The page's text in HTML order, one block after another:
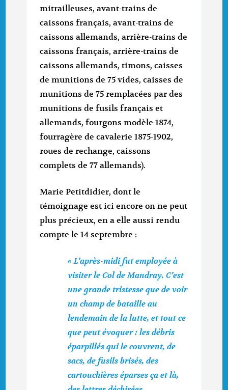
mitrailleuses, avant-trains de
caissons français, avant-trains de
caissons allemands, arrière-trains de
caissons français, arrière-trains de
caissons allemands, timons, caisses
de munitions de 75 vides, caisses de
munitions de 75 remplacées par des
munitions de fusils français et
allemands, fourgons modèle 1874,
fourragère de cavalerie 1875-1902,
roues de rechange, caissons
complets de 77 allemands).
Marie Petitdidier, dont le
témoignage est ici encore on ne peut
plus précieux, en a elle aussi rendu
compte le 14 septembre :
« L’après-midi fut employée à
visiter le Col de Mandray. C’est
une grande tristesse que de voir
un champ de bataille au
lendemain de la lutte, et tout ce
que peut évoquer : les débris
éparpillés qui le couvrent, de
sacs, de fusils brisés, des
cartouchières éparses ça et là,